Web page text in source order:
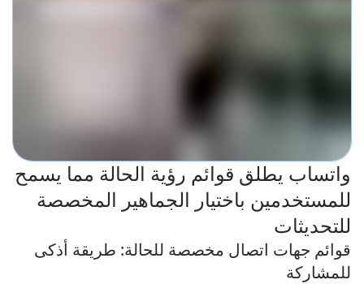
واتساب يطلق قوائم رؤية الحالة مما يسمح
للمستخدمين باختيار الجماهير المخصصة
للتحديثات
قوائم جهات اتصال مخصصة للحالة: طريقة أذكى
للمشاركة